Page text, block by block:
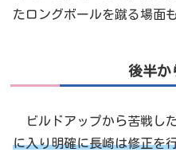
たロングボールを蹴る場面
後半か
ビルドアップから苦戦し
に入り明確に長崎は修正を